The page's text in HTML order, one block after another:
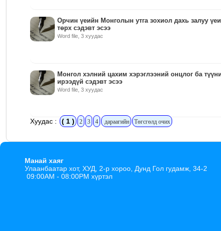
Орчин үеийн Монголын утга зохиол дахь залуу
төрх сэдэвт эсээ
Word file, 3 хуудас
Монгол хэлний цахим хэрэглээний онцлог ба
ирээдүй сэдэвт эсээ
Word file, 3 хуудас
Хуудас : ( 1 ) 2 3 4 дараагийн Төгсгөлд очих
Манай хаяг
Улаанбаатар хот, ХУД, 2-р хороо, Дунд Гол гудамж, 34-2
09:00AM - 08:00PM хүртэл